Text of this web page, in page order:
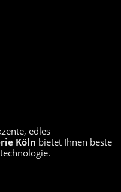
edles
Köln bietet Ihnen beste